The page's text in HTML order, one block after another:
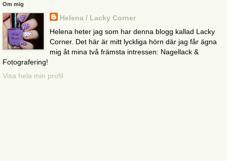
Om mig
Helena / Lacky Corner
Helena heter jag som har denna blogg kallad Lacky
Corner. Det här är mitt lyckliga hörn där jag får ägna
mig åt mina två främsta intressen: Nagellack &
Fotografering!
Visa hela min profil